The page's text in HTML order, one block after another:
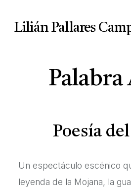
Lilián Pallares
Palabra
Poesía
Un espectáculo escénico
leyenda de la Mojana, la